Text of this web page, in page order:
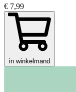
€ 7,99
in winkelmand